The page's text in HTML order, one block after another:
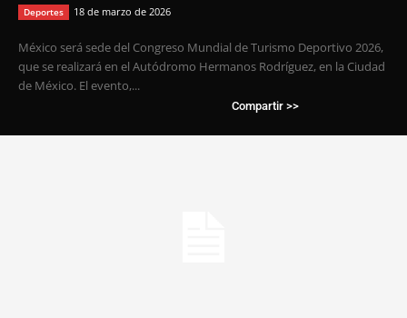
Deportes 18 de marzo de 2026
México será sede del Congreso Mundial de Turismo Deportivo 2026,
que se realizará en el Autódromo Hermanos Rodríguez, en la Ciudad
de México. El evento,...
Compartir >>